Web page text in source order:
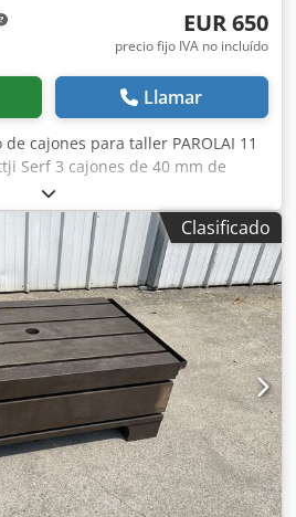
EUR 650
precio fijo IVA no incluído
Llamar
cajones para taller PAROLAI 11
Serf 3 cajones de 40 mm de
de altura 1 cajón de 150 mm de
de altura Dimensiones (L x An x
Peso: aprox. 150 kg
Clasificado